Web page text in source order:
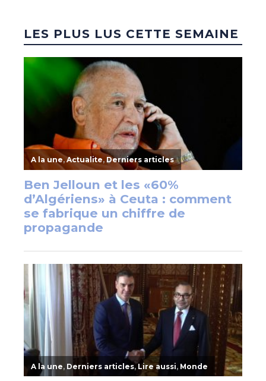
LES PLUS LUS CETTE SEMAINE